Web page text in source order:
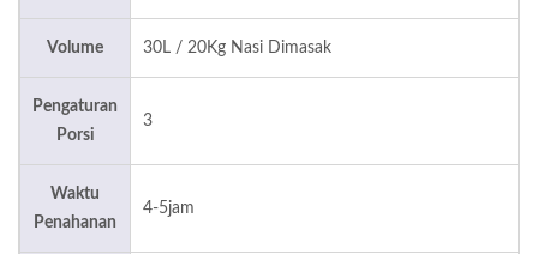
Volume 30L / 20Kg Nasi Dimasak
Pengaturan
Porsi
3
Waktu
Penahanan
4-5jam